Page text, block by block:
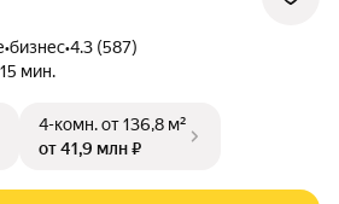
•бизнес•4.3 (587)
15 мин.
4-комн.от 136,8 м²
от 41,9 млн ₽